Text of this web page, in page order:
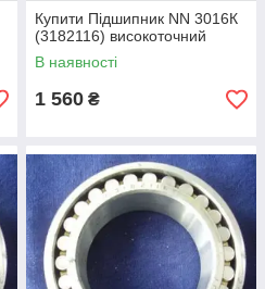
Купити Підшипник NN 3016К
(3182116) високоточний
В наявності
1 560 ₴